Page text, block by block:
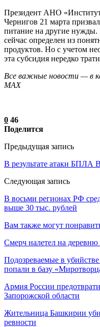
Президент АНО
Чернигов 21 марта
питание на другие нужды.
сейчас определен из
продуктов. Но с учетом
эта субсидия нередко
Все важные новости — в
МАХ
0 46
Поделится
Предыдущая запись
В результате атаки БПЛА
Следующая запись
В восьми регионах РФ
выше 30 тыс. рублей
Вам также могут
Смерч налетел на
Подозреваемые в
попали в базу
Армия России
Запорожской области
Жительница Башкирии
ревности